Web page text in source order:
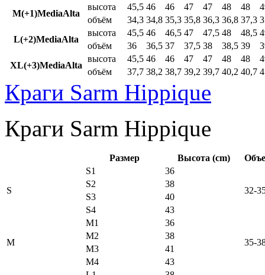
M(+1)MediaAlta
высота 45,5 46 46 47 47 48 48
объём
34,3 34,8 35,3 35,8 36,3 36,8 37,3
L(+2)MediaAlta
высота 45,5 46 46,5 47 47,5 48 48,5
объём
36 36,5 37 37,5 38 38,5 39
XL(+3)MediaAlta
высота 45,5 46 46 47 47 48 48
объём
37,7 38,2 38,7 39,2 39,7 40,2 40,7
Краги Sarm Hippique
Краги Sarm Hippique
Размер Высота (cm)
S
S1
36
32-
S2
38
S3
40
S4
43
M
M1
36
35-
M2
38
M3
41
M4
43